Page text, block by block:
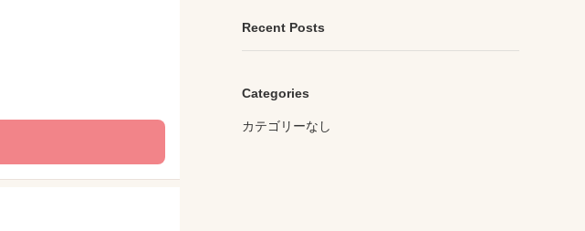
Recent Posts
Categories
カテゴリーなし